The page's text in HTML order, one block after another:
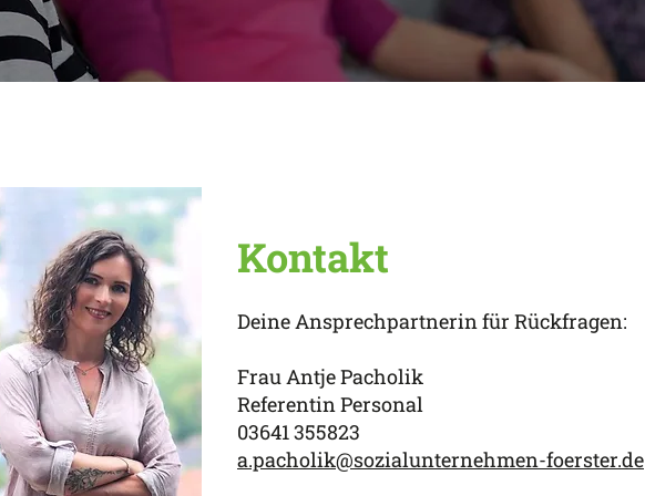
Kontakt
Deine Ansprechpartnerin für Rückfragen:
Frau Antje Pacholik
Referentin Personal
03641 355823
a.pacholik@sozialunternehmen-foerster.de